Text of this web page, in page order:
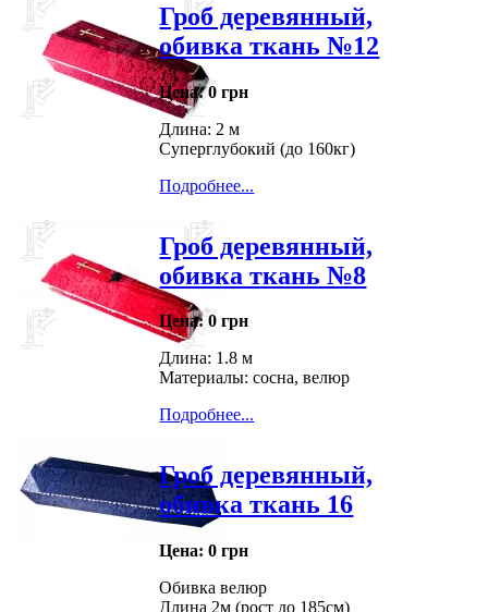
Гроб деревянный,
обивка ткань №12
Цена: 0 грн
Длина: 2 м
Суперглубокий (до 160кг)
Подробнее...
Гроб деревянный,
обивка ткань №8
Цена: 0 грн
Длина: 1.8 м
Материалы: сосна, велюр
Подробнее...
Гроб деревянный,
обивка ткань 16
Цена: 0 грн
Обивка велюр
Длина 2м (рост до 185см)